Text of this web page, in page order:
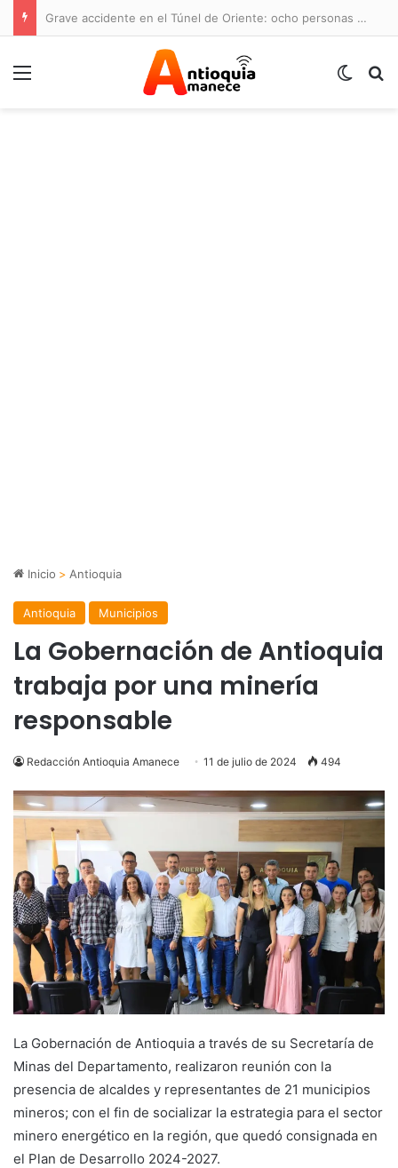
Grave accidente en el Túnel de Oriente: ocho personas lesionadas y cierre de la vía
Menú
Inicio > Antioquia
Antioquia Municipios
La Gobernación de Antioquia
trabaja por una minería
responsable
Redacción Antioquia Amanece 11 de julio de 2024 494
La Gobernación de Antioquia a través de su Secretaría de
Minas del Departamento, realizaron reunión con la
presencia de alcaldes y representantes de 21 municipios
mineros; con el fin de socializar la estrategia para el sector
minero energético en la región, que quedó consignada en
el Plan de Desarrollo 2024-2027.